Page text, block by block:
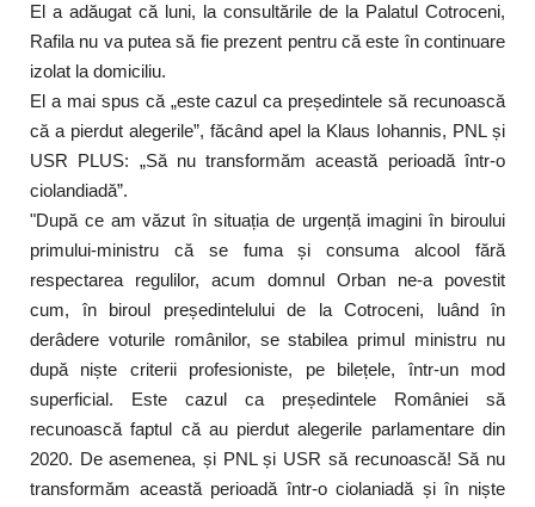
El a adăugat că luni, la consultările de la Palatul Cotroceni,
Rafila nu va putea să fie prezent pentru că este în continuare
izolat la domiciliu.
El a mai spus că „este cazul ca președintele să recunoască
că a pierdut alegerile”, făcând apel la Klaus Iohannis, PNL și
USR PLUS: „Să nu transformăm această perioadă într-o
ciolandiadă”.
"După ce am văzut în situația de urgență imagini în biroului
primului-ministru că se fuma și consuma alcool fără
respectarea regulilor, acum domnul Orban ne-a povestit
cum, în biroul președintelului de la Cotroceni, luând în
derâdere voturile românilor, se stabilea primul ministru nu
după niște criterii profesioniste, pe bilețele, într-un mod
superficial. Este cazul ca președintele României să
recunoască faptul că au pierdut alegerile parlamentare din
2020. De asemenea, și PNL și USR să recunoască! Să nu
transformăm această perioadă într-o ciolaniadă și în niște